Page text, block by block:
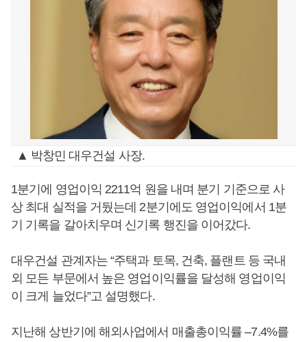
▲ 박창민 대우건설 사장.
1분기에 영업이익 2211억 원을 내며 분기 기준으로 사
상 최대 실적을 거뒀는데 2분기에도 영업이익에서 1분
기 기록을 갈아치우며 신기록 행진을 이어갔다.
대우건설 관계자는 “주택과 토목, 건축, 플랜트 등 국내
외 모든 부문에서 높은 영업이익률을 달성해 영업이익
이 크게 늘었다”고 설명했다.
지난해 상반기에 해외사업에서 매출총이익률 –7.4%를